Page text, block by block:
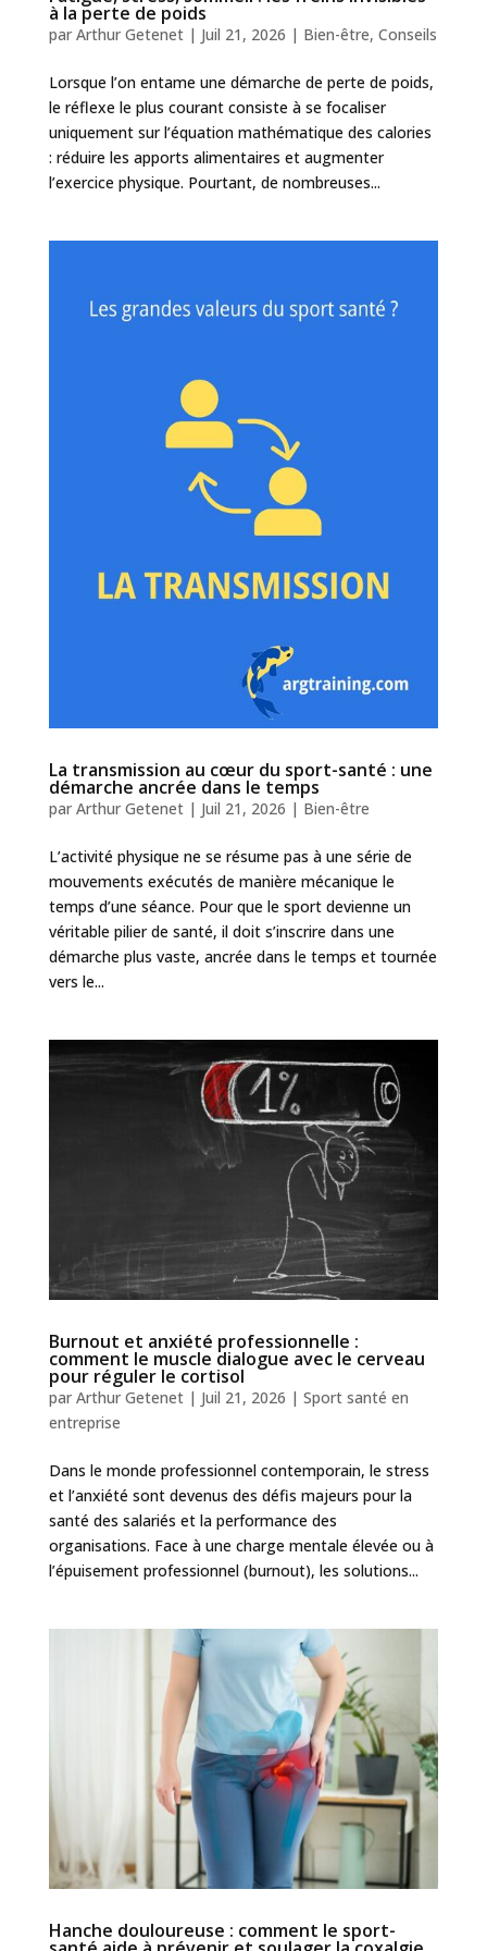
à la perte de poids
par Arthur Getenet| Juil 21, 2026 | Bien-être, Conseils
Lorsque l’on entame une démarche de perte de poids,
le réflexe le plus courant consiste à se focaliser
uniquement sur l’équation mathématique des calories
: réduire les apports alimentaires et augmenter
l’exercice physique. Pourtant, de nombreuses...
La transmission au cœur du sport-santé : une
démarche ancrée dans le temps
par Arthur Getenet| Juil 21, 2026 | Bien-être
L’activité physique ne se résume pas à une série de
mouvements exécutés de manière mécanique le
temps d’une séance. Pour que le sport devienne un
véritable pilier de santé, il doit s’inscrire dans une
démarche plus vaste, ancrée dans le temps et tournée
vers le...
Burnout et anxiété professionnelle :
comment le muscle dialogue avec le cerveau
pour réguler le cortisol
par Arthur Getenet| Juil 21, 2026 | Sport santé en
entreprise
Dans le monde professionnel contemporain, le stress
et l’anxiété sont devenus des défis majeurs pour la
santé des salariés et la performance des
organisations. Face à une charge mentale élevée ou à
l’épuisement professionnel (burnout), les solutions...
Hanche douloureuse : comment le sport-